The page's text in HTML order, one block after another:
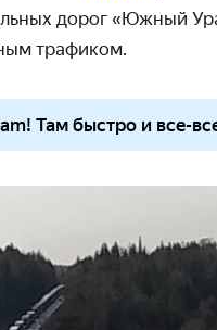
дорог «Южный
трафиком.
Там быстро и все-